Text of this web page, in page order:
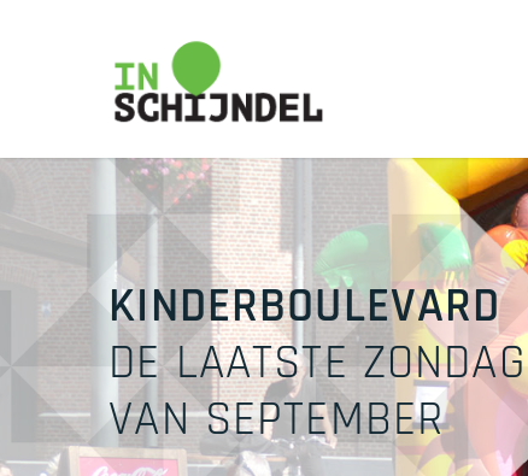
KINDERBOULEVARD
DE LAATSTE ZONDAG
VAN SEPTEMBER